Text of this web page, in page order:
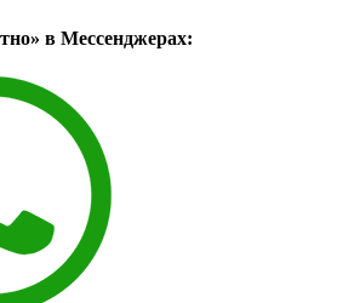
в Мессенджерах: